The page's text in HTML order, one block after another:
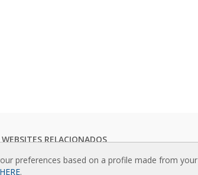
WEBSITES RELACIONADOS
Rideaux d’air
Actuadores
preferences based on a profile made from your
HERE.